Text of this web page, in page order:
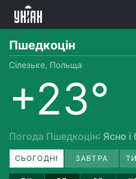
Пшедкоцін
Сілезьке, Польща
+23°
Погода Пшедкоцін: Ясно і
СЬОГОДНІ ЗАВТРА